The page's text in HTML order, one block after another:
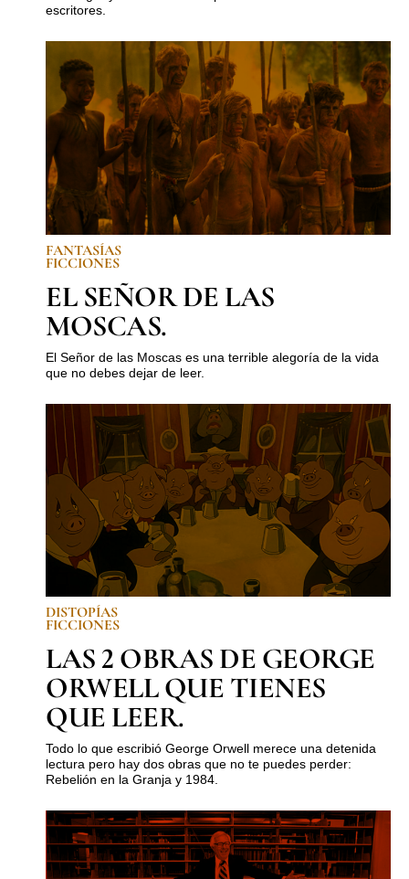
escritores.
FANTASÍAS
FICCIONES
EL SEÑOR DE LAS
MOSCAS.
El Señor de las Moscas es una terrible alegoría de la vida
que no debes dejar de leer.
DISTOPÍAS
FICCIONES
LAS 2 OBRAS DE GEORGE
ORWELL QUE TIENES
QUE LEER.
Todo lo que escribió George Orwell merece una detenida
lectura pero hay dos obras que no te puedes perder:
Rebelión en la Granja y 1984.